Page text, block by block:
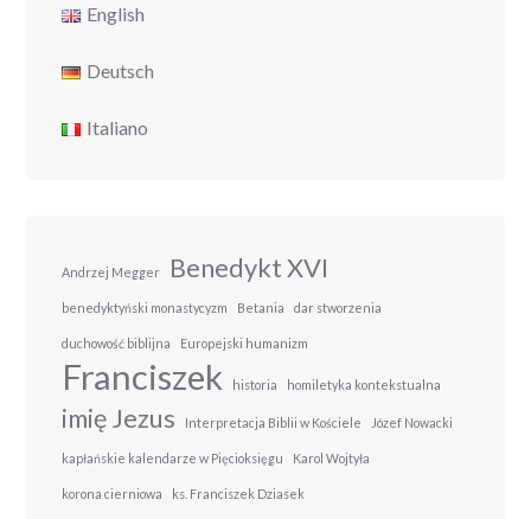
English
Deutsch
Italiano
Andrzej Megger Benedykt XVI
benedyktyński monastycyzm Betania dar stworzenia
duchowość biblijna Europejski humanizm
Franciszek historia homiletyka kontekstualna
imię Jezus Interpretacja Biblii w Kościele Józef Nowacki
kapłańskie kalendarze w Pięcioksięgu Karol Wojtyła
korona cierniowa ks. Franciszek Dziasek